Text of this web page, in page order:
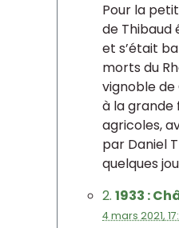
Pour la
de Thibaud
et s’était
morts du
vignoble de
à la grande
agricoles,
par Daniel
quelques
2. 1933 :
4 mars 2021,